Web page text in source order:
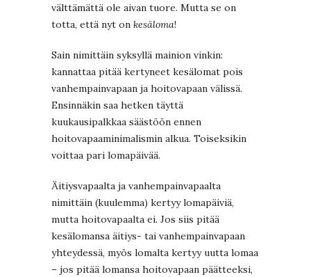
välttämättä ole aivan tuore. Mutta se on
totta, että nyt on kesäloma!
Sain nimittäin syksyllä mainion vinkin:
kannattaa pitää kertyneet kesälomat pois
vanhempainvapaan ja hoitovapaan välissä.
Ensinnäkin saa hetken täyttä
kuukausipalkkaa säästöön ennen
hoitovapaaminimalismin alkua. Toiseksikin
voittaa pari lomapäivää.
Äitiysvapaalta ja vanhempainvapaalta
nimittäin (kuulemma) kertyy lomapäiviä,
mutta hoitovapaalta ei. Jos siis pitää
kesälomansa äitiys- tai vanhempainvapaan
yhteydessä, myös lomalta kertyy uutta lomaa
– jos pitää lomansa hoitovapaan päätteeksi,